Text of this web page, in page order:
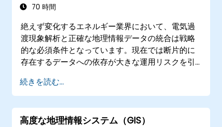
70 時間
絶えず変化するエネルギー業界において、電気過
渡現象解析と正確な地理情報データの統合は戦略
的な必須条件となっています。現在では断片的に
存在するデータへの依存が大きな運用リスクを引
14日間の集中的研修プログラムは、電気工学と地
理空間管理との橋渡しを目的として設計されてい
ます。
続きを読む...
高度な地理情報システム（GIS）